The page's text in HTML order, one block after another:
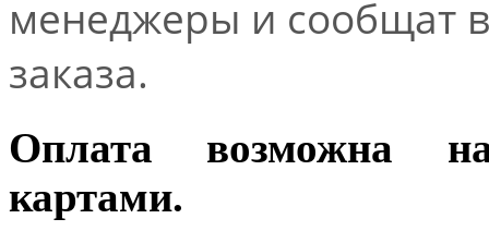
менеджеры и сообщат
заказа.
Оплата возможна
картами.